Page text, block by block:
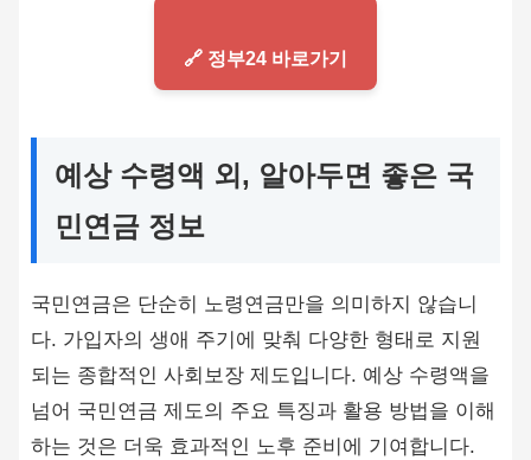
🔗 정부24 바로가기
예상 수령액 외, 알아두면 좋은 국
민연금 정보
국민연금은 단순히 노령연금만을 의미하지 않습니
다. 가입자의 생애 주기에 맞춰 다양한 형태로 지원
되는 종합적인 사회보장 제도입니다. 예상 수령액을
넘어 국민연금 제도의 주요 특징과 활용 방법을 이해
하는 것은 더욱 효과적인 노후 준비에 기여합니다.